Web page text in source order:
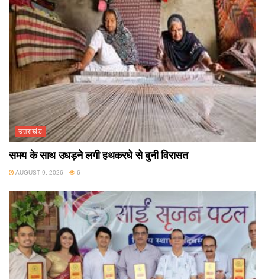
उत्तराखंड
समय के साथ उधड़ने लगी हथकरघे से बुनी विरासत
AUGUST 9, 2026 6